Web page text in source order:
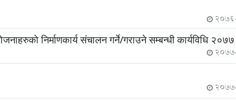
निर्माणकार्य संचालन गर्ने/गराउने सम्बन्धी कार्यविधि २०७७